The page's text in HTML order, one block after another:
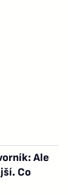
Ale
Co